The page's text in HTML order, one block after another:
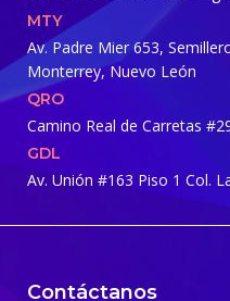
MTY
Av. Padre Mier 653,
Monterrey, Nuevo León
QRO
Camino Real de Carretas
GDL
Av. Unión #163 Piso 1 Col.
Contáctanos